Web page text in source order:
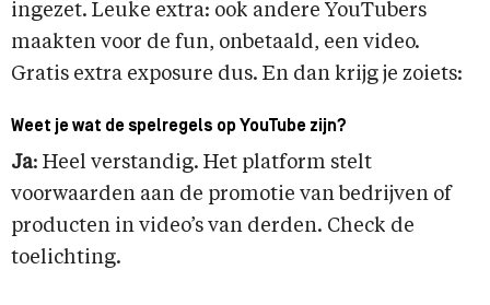
ingezet. Leuke extra: ook andere YouTubers
maakten voor de fun, onbetaald, een video.
Gratis extra exposure dus. En dan krijg je zoiets:
Weet je wat de spelregels op YouTube zijn?
Ja: Heel verstandig. Het platform stelt
voorwaarden aan de promotie van bedrijven of
producten in video’s van derden. Check de
toelichting.